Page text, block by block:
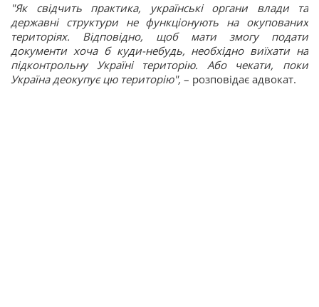
"Як свідчить практика, українські органи влади та
державні структури не функціонують на окупованих
територіях. Відповідно, щоб мати змогу подати
документи хоча б куди-небудь, необхідно виїхати на
підконтрольну Україні територію. Або чекати, поки
Україна деокупує цю територію", – розповідає адвокат.